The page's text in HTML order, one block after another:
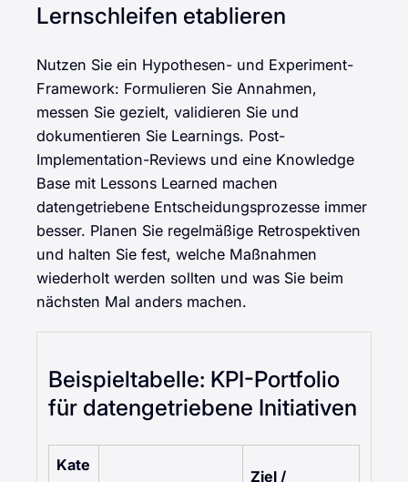
Lernschleifen etablieren
Nutzen Sie ein Hypothesen- und Experiment-
Framework: Formulieren Sie Annahmen,
messen Sie gezielt, validieren Sie und
dokumentieren Sie Learnings. Post-
Implementation-Reviews und eine Knowledge
Base mit Lessons Learned machen
datengetriebene Entscheidungsprozesse immer
besser. Planen Sie regelmäßige Retrospektiven
und halten Sie fest, welche Maßnahmen
wiederholt werden sollten und was Sie beim
nächsten Mal anders machen.
Beispieltabelle: KPI-Portfolio
für datengetriebene Initiativen
Kate
Ziel /